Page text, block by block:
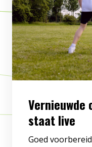
Vernieuwde
staat live
Goed